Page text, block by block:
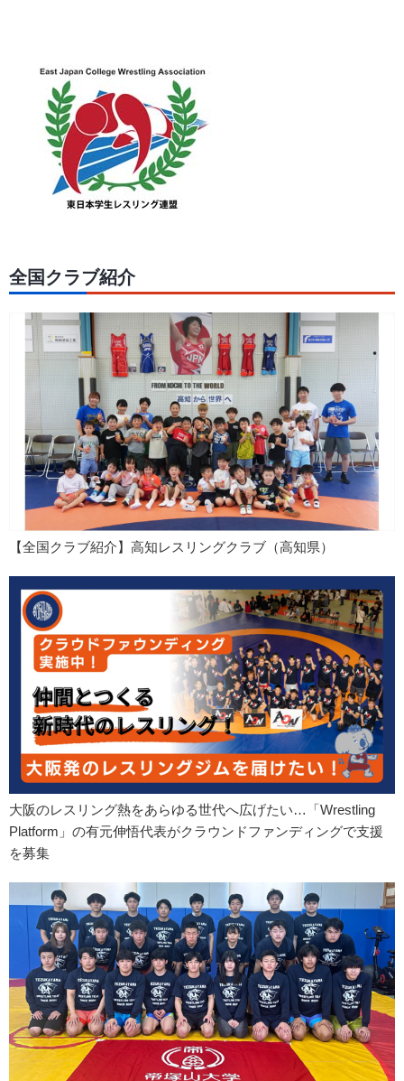
全国クラブ紹介
【全国クラブ紹介】高知レスリングクラブ（高知県）
大阪のレスリング熱をあらゆる世代へ広げたい…「Wrestling
Platform」の有元伸悟代表がクラウンドファンディングで支援
を募集